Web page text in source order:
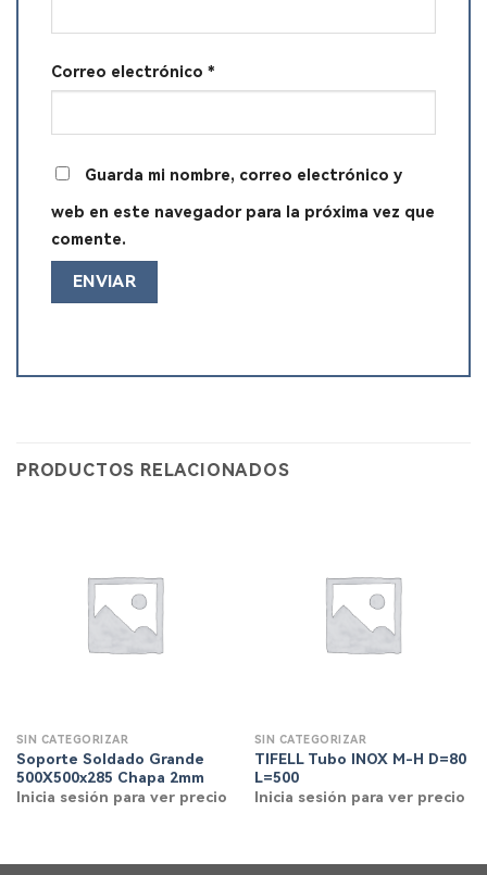
Correo electrónico *
Guarda mi nombre, correo electrónico y
web en este navegador para la próxima vez que
comente.
PRODUCTOS RELACIONADOS
SIN CATEGORIZAR
Soporte Soldado Grande
500X500x285 Chapa 2mm
Inicia sesión para ver precio
SIN CATEGORIZAR
TIFELL Tubo INOX M-H D=80
L=500
Inicia sesión para ver precio